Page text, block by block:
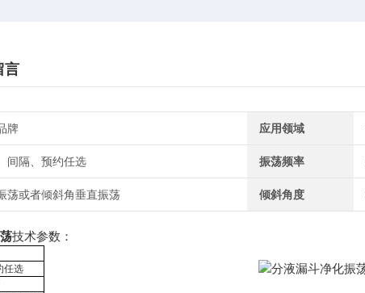
言
牌 应用领域
间隔、预约任选 振荡频率
荡或者倾斜角垂直振荡 倾斜角度
技术参数：
任选